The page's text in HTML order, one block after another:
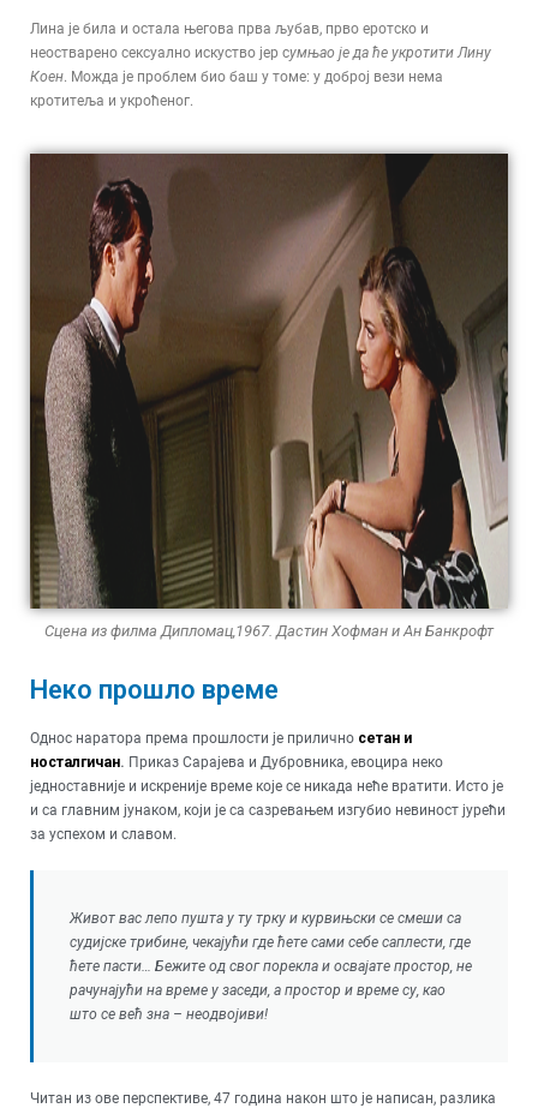
Лина је била и остала његова прва љубав, прво еротско и
неостварено сексуално искуство јер сумњао је да ће укротити Лину
Коен. Можда је проблем био баш у томе: у доброј вези нема
кротитеља и укроћеног.
Сцена из филма Дипломац,1967. Дастин Хофман и Ан Банкрофт
Неко прошло време
Однос наратора према прошлости је прилично сетан и
носталгичан. Приказ Сарајева и Дубровника, евоцира неко
једноставније и искреније време које се никада неће вратити. Исто је
и са главним јунаком, који је са сазревањем изгубио невиност јурећи
за успехом и славом.
Живот вас лепо пушта у ту трку и курвињски се смеши са
судијске трибине, чекајући где ћете сами себе саплести, где
ћете пасти… Бежите од свог порекла и освајате простор, не
рачунајући на време у заседи, а простор и време су, као
што се већ зна – неодвојиви!
Читан из ове перспективе, 47 година након што је написан, разлика